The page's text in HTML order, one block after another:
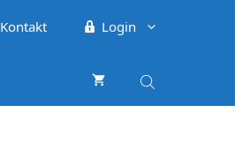
Kontakt Login